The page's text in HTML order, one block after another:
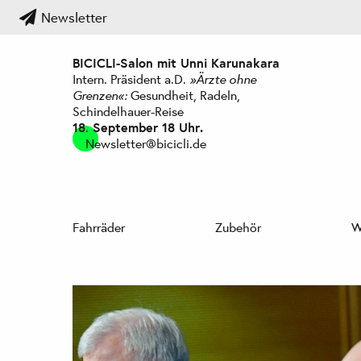
Newsletter
BICICLI-Salon mit Unni Karunakara
Intern. Präsident a.D. »Ärzte ohne
Grenzen«:Gesundheit, Radeln,
Schindelhauer-Reise
18.September 18 Uhr.
Newsletter@bicicli.de
Fahrräder Zubehör